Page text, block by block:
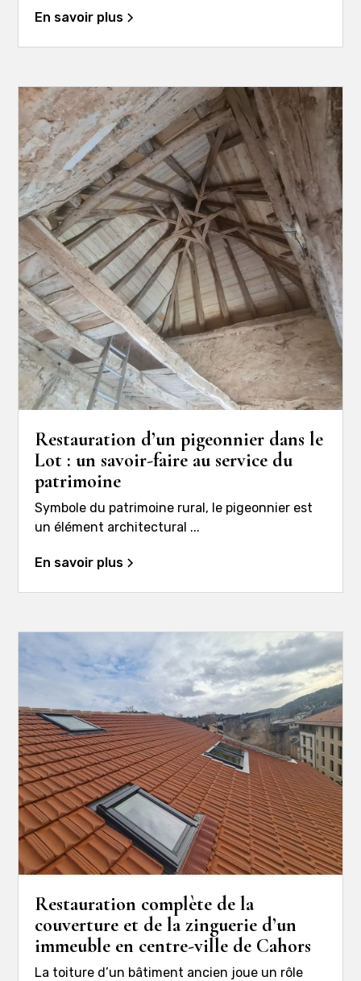
En savoir plus
Restauration d’un pigeonnier dans le
Lot : un savoir-faire au service du
patrimoine
Symbole du patrimoine rural, le pigeonnier est
un élément architectural ...
En savoir plus
Restauration complète de la
couverture et de la zinguerie d’un
immeuble en centre-ville de Cahors
La toiture d’un bâtiment ancien joue un rôle